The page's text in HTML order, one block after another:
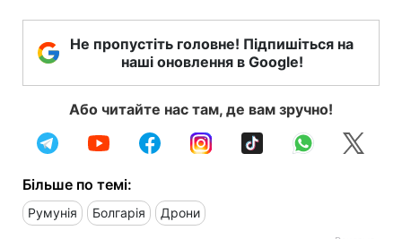
Не пропустіть головне! Підпишіться на
наші оновлення в Google!
Або читайте нас там, де вам зручно!
Більше по темі:
Румунія Болгарія Дрони